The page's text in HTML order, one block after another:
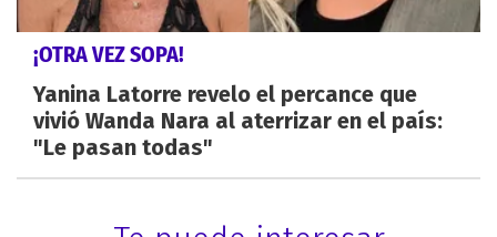
¡OTRA VEZ SOPA!
Yanina Latorre revelo el percance que
vivió Wanda Nara al aterrizar en el país:
"Le pasan todas"